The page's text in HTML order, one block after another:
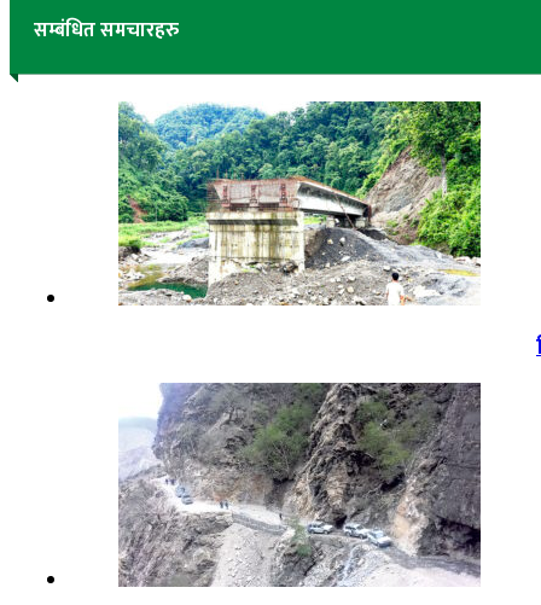
सम्बंधित समचारहरु